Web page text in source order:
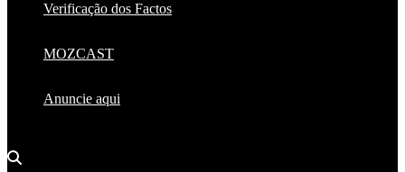
Verificação dos Factos
MOZCAST
Anuncie aqui